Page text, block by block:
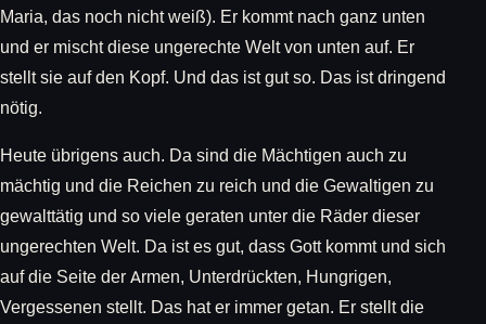
Maria, das noch nicht weiß). Er kommt nach ganz unten
und er mischt diese ungerechte Welt von unten auf. Er
stellt sie auf den Kopf. Und das ist gut so. Das ist dringend
nötig.
Heute übrigens auch. Da sind die Mächtigen auch zu
mächtig und die Reichen zu reich und die Gewaltigen zu
gewalttätig und so viele geraten unter die Räder dieser
ungerechten Welt. Da ist es gut, dass Gott kommt und sich
auf die Seite der Armen, Unterdrückten, Hungrigen,
Vergessenen stellt. Das hat er immer getan. Er stellt die